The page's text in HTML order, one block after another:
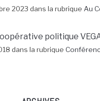
2023 dans la rubrique Au
politique
dans la rubrique